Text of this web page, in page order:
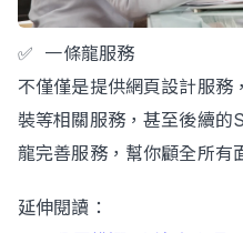
✅ 一條龍服務
不僅僅是提供網頁設計服務
裝等相關服務，甚至後續的
龍完善服務，幫你顧全所有
延伸閱讀：